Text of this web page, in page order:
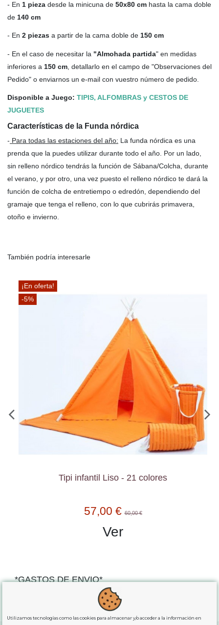
- En 1 pieza desde la minicuna de 50x80 cm hasta la cama doble
de 140 cm
- En 2 piezas a partir de la cama doble de 150 cm
- En el caso de necesitar la "Almohada partida" en medidas
inferiores a 150 cm , detallarlo en el campo de "Observaciones del
Pedido" o enviarnos un e-mail con vuestro número de pedido.
Disponible a Juego: TIPIS, ALFOMBRAS y CESTOS DE
JUGUETES
Características de la Funda nórdica
- Para todas las estaciones del año: La funda nórdica es una
prenda que la puedes utilizar durante todo el año. Por un lado,
sin relleno nórdico tendrás la función de Sábana/Colcha, durante
el verano, y por otro, una vez puesto el relleno nórdico te dará la
función de colcha de entretiempo o edredón, dependiendo del
gramaje que tenga el relleno, con lo que cubrirás primavera,
otoño e invierno.
También podría interesarle
¡En oferta!
-5%
Tipi infantil Liso - 21 colores
57,00 €60,00 €
Ver
*GASTOS DE ENVIO*
para comprassuperiores a 80€
exclusiva para la peninsula.
Utilizamos tecnologías como las cookies para almacenar y/o acceder a la información en